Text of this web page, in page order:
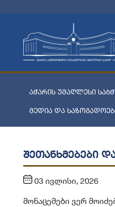
აჭარის უმაღლესი
მედია და
შეთანხმებები
03 ივლისი, 2026
მონაცემები ვერ